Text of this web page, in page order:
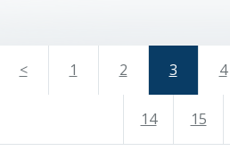
< 1 2 3 4
14 15